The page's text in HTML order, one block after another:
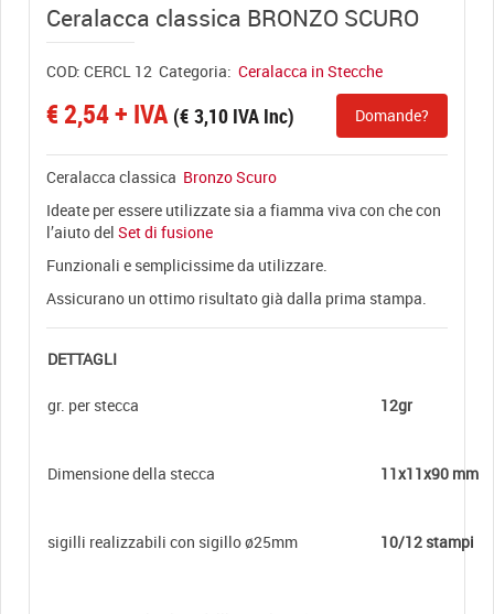
Ceralacca classica BRONZO SCURO
COD: CERCL 12 Categoria: Ceralacca in Stecche
€2,54+ IVA (€ 3,10 IVA Inc) Domande?
Ceralacca classica Bronzo Scuro
Ideate per essere utilizzate sia a fiamma viva con che con
l’aiuto del Set di fusione
Funzionali e semplicissime da utilizzare.
Assicurano un ottimo risultato già dalla prima stampa.
DETTAGLI
gr. per stecca 12gr
Dimensione della stecca 11x11x90 mm
sigilli realizzabili con sigillo ø25mm 10/12 stampi